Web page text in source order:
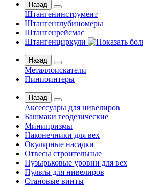
Назад
Штангенинструмент
Штангенглубиномеры
Штангенрейсмас
Штангенциркули
Назад
Металлоискатели
Пинпоинтеры
Назад
Аксессуары для нивелиров
Башмаки геодезические
Минипризмы
Наконечники для вех
Окулярные насадки
Отвесы строительные
Пузырьковые уровни для вех
Пульты для нивелиров
Становые винты